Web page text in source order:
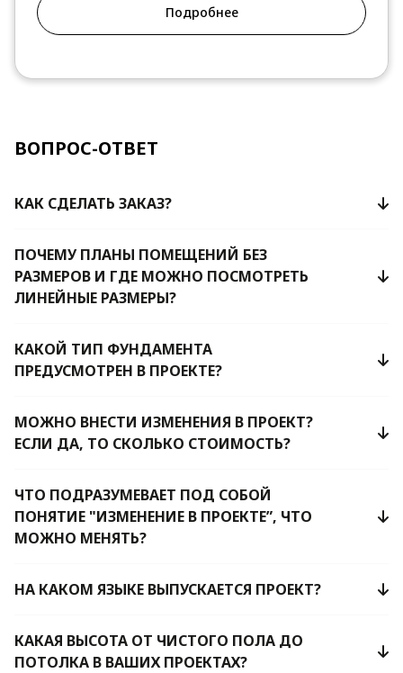
Подробнее
ВОПРОС-ОТВЕТ
КАК СДЕЛАТЬ ЗАКАЗ?
ПОЧЕМУ ПЛАНЫ ПОМЕЩЕНИЙ БЕЗ
РАЗМЕРОВ И ГДЕ МОЖНО ПОСМОТРЕТЬ
ЛИНЕЙНЫЕ РАЗМЕРЫ?
КАКОЙ ТИП ФУНДАМЕНТА
ПРЕДУСМОТРЕН В ПРОЕКТЕ?
МОЖНО ВНЕСТИ ИЗМЕНЕНИЯ В ПРОЕКТ?
ЕСЛИ ДА, ТО СКОЛЬКО СТОИМОСТЬ?
ЧТО ПОДРАЗУМЕВАЕТ ПОД СОБОЙ
ПОНЯТИЕ "ИЗМЕНЕНИЕ В ПРОЕКТЕ”, ЧТО
МОЖНО МЕНЯТЬ?
НА КАКОМ ЯЗЫКЕ ВЫПУСКАЕТСЯ ПРОЕКТ?
КАКАЯ ВЫСОТА ОТ ЧИСТОГО ПОЛА ДО
ПОТОЛКА В ВАШИХ ПРОЕКТАХ?